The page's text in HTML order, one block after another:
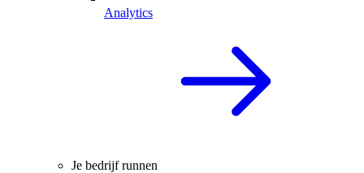
Analytics
Je bedrijf runnen